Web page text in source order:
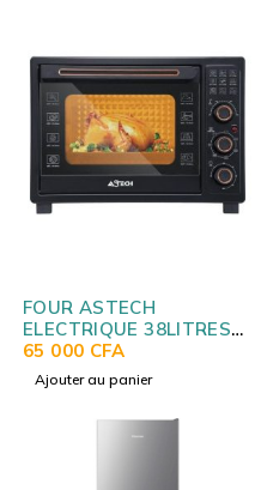
FOUR ASTECH
ELECTRIQUE 38LITRES
NOIR FO38IGDL
65 000 CFA
Ajouter au panier